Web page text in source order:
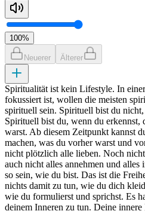
100%
Neuerer Älterer
Spiritualität ist kein Lifestyle. In
fokussiert ist, wollen die meisten
spirituell sein. Spirituell bist du
Spirituell bist du, wenn du erkennst,
warst. Ab diesem Zeitpunkt kannst
machen, was du vorher warst und
nicht plötzlich alle lieben. Noch
auch nicht alles annehmen und
so sein, wie du bist. Das ist die
nichts damit zu tun, wie du dich
wie du formulierst und sprichst. Es
deinem Inneren zu tun. Deine